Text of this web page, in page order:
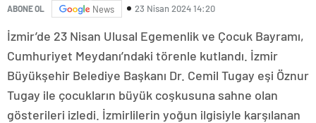
ABONE OL News 23 Nisan 2024 14:20
İzmir’de 23 Nisan Ulusal Egemenlik ve Çocuk Bayramı,
Cumhuriyet Meydanı’ndaki törenle kutlandı. İzmir
Büyükşehir Belediye Başkanı Dr. Cemil Tugay eşi Öznur
Tugay ile çocukların büyük coşkusuna sahne olan
gösterileri izledi. İzmirlilerin yoğun ilgisiyle karşılanan